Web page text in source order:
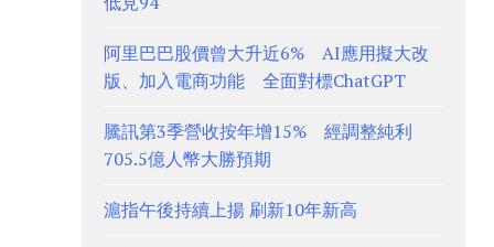
阿里巴巴股價曾大升近6% AI應用擬大改
版、加入電商功能 全面對標ChatGPT
騰訊第3季營收按年增15% 經調整純利
705.5億人幣大勝預期
滬指午後持續上揚 刷新10年新高